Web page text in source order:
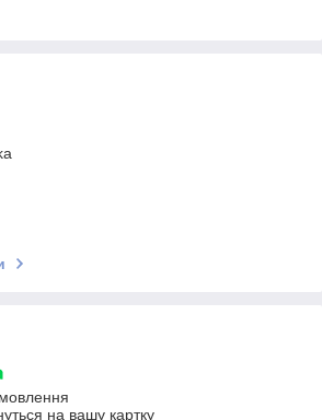
на вашу картку